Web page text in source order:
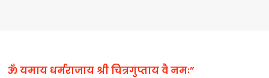
ॐ यमाय धर्मराजाय श्री चित्रगुप्ताय वै नमः”